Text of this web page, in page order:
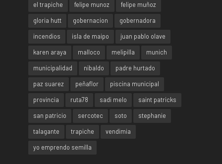
el trapiche
felipe munoz
felipe muñoz
gloria hutt
gobernacion
gobernadora
incendios
isla de maipo
juan pablo olave
karen araya
malloco melipilla
munich
municipalidad
nibaldo
padre hurtado
paz suarez
peñaflor
piscina municipal
provincia
ruta78 sadi melo
saint patricks
san patricio
sercotec soto
stephanie
talagante
trapiche
vendimia
yo emprendo semilla